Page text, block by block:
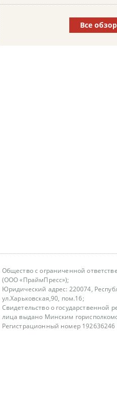
Все
Общество с ограниченной
(ООО «ПраймПресс»);
Юридический адрес: 220074,
ул.Харьковская,90, пом.16;
Свидетельство о государственной
лица выдано Минским
Регистрационный номер 192636246